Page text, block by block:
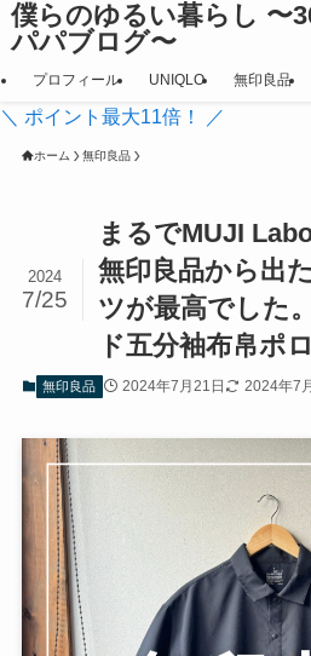
僕らのゆるい暮らし 〜
パパブログ〜
プロフィール UNIQLO 無印良品
＼ ポイント最大11倍！ ／
ホーム 無印良品
まるでMUJI
無印良品から出
ツが最高でした
ド五分袖布帛ポ
2024
7/25
無印良品 2024年7月21日 2024年7